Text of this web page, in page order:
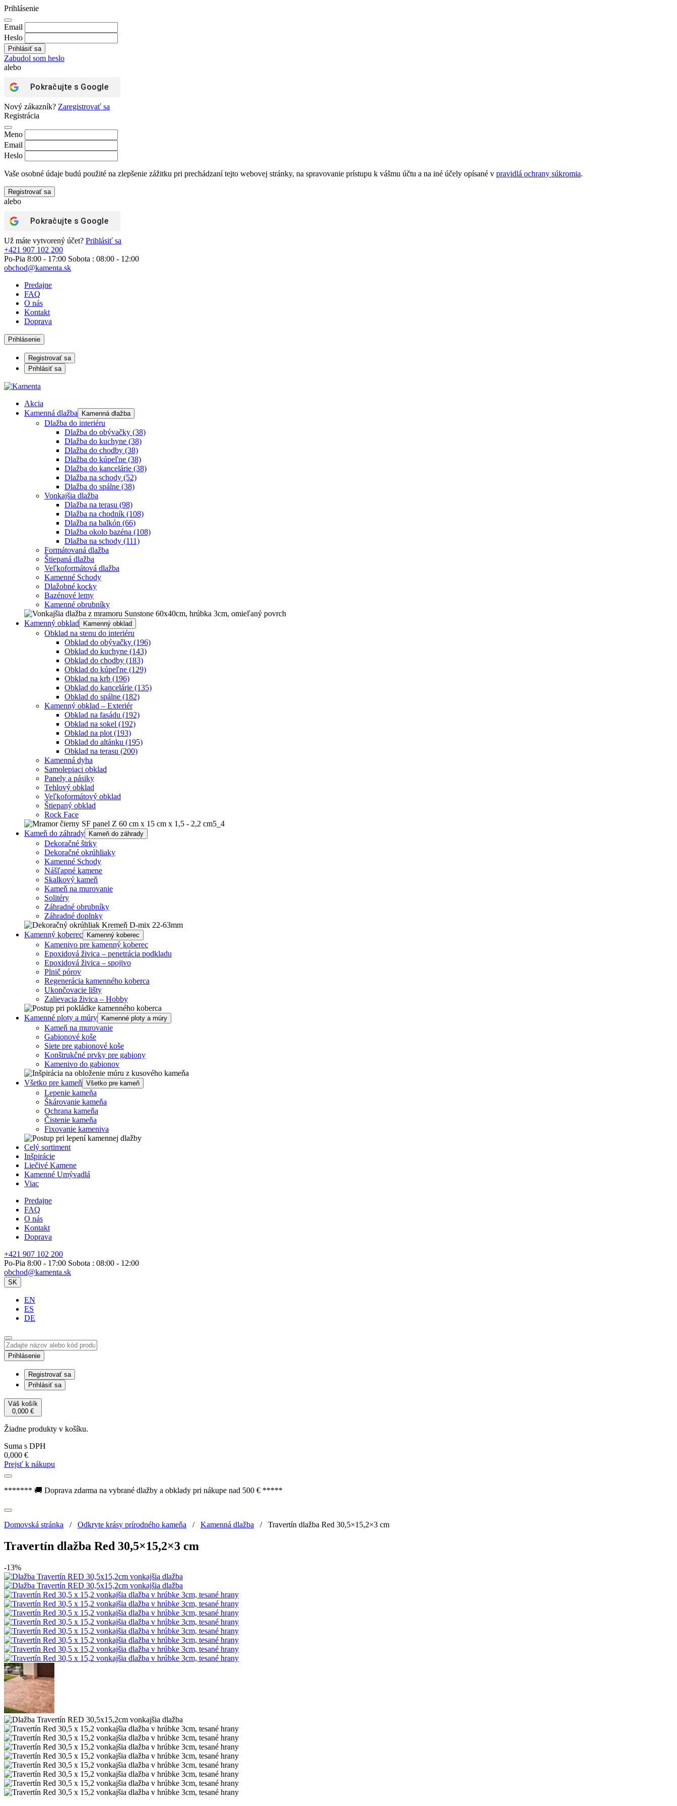
Prihlásenie
Email
Heslo
Zabudol som heslo
alebo
Pokračujte s Google
Nový zákazník? Zaregistrovať sa
Registrácia
Meno
Email
Heslo
Vaše osobné údaje budú použité na zlepšenie zážitku pri prechádzaní tejto webovej stránky, na spravovanie prístupu k vášmu účtu a na iné účely opísané v pravidlá ochrany súkromia.
Registrovať sa
alebo
Pokračujte s Google
Už máte vytvorený účet? Prihlásiť sa
+421 907 102 200
Po-Pia 8:00 - 17:00 Sobota : 08:00 - 12:00
obchod@kamenta.sk
Predajne
FAQ
O nás
Kontakt
Doprava
Prihlásenie
Registrovať sa
Prihlásiť sa
Akcia
Kamenná dlažba
Kamenná dlažba
Dlažba do interiéru
Dlažba do obývačky (38)
Dlažba do kuchyne (38)
Dlažba do chodby (38)
Dlažba do kúpeľne (38)
Dlažba do kancelárie (38)
Dlažba na schody (52)
Dlažba do spálne (38)
Vonkajšia dlažba
Dlažba na terasu (98)
Dlažba na chodník (108)
Dlažba na balkón (66)
Dlažba okolo bazéna (108)
Dlažba na schody (111)
Formátovaná dlažba
Štiepaná dlažba
Veľkoformátová dlažba
Kamenné Schody
Dlažobné kocky
Bazénové lemy
Kamenné obrubníky
Kamenný obklad Kamenný obklad
Obklad na stenu do interiéru
Obklad do obývačky (196)
Obklad do kuchyne (143)
Obklad do chodby (183)
Obklad do kúpeľne (129)
Obklad na krb (196)
Obklad do kancelárie (135)
Obklad do spálne (182)
Kamenný obklad – Exteriér
Obklad na fasádu (192)
Obklad na sokel (192)
Obklad na plot (193)
Obklad do altánku (195)
Obklad na terasu (200)
Kamenná dyha
Samolepiaci obklad
Panely a pásiky
Tehlový obklad
Veľkoformátový obklad
Štiepaný obklad
Rock Face
Kameň do záhrady Kameň do záhrady
Dekoračné štrky
Dekoračné okrúhliaky
Kamenné Schody
Nášľapné kamene
Skalkový kameň
Kameň na murovanie
Solitéry
Záhradné obrubníky
Záhradné doplnky
Kamenný koberec Kamenný koberec
Kamenivo pre kamenný koberec
Epoxidová živica – penetrácia podkladu
Epoxidová živica – spojivo
Plnič pórov
Regenerácia kamenného koberca
Ukončovacie lišty
Zalievacia živica – Hobby
Kamenné ploty a múry Kamenné ploty a múry
Kameň na murovanie
Gabionové koše
Siete pre gabionové koše
Konštrukčné prvky pre gabiony
Kamenivo do gabionov
Všetko pre kameň Všetko pre kameň
Lepenie kameňa
Škárovanie kameňa
Ochrana kameňa
Čistenie kameňa
Fixovanie kameniva
Celý sortiment
Inšpirácie
Liečivé Kamene
Kamenné Umývadlá
Viac
Predajne
FAQ
O nás
Kontakt
Doprava
+421 907 102 200
Po-Pia 8:00 - 17:00 Sobota : 08:00 - 12:00
obchod@kamenta.sk
SK
EN
ES
DE
Prihlásenie
Registrovať sa
Prihlásiť sa
Váš košík
0,000 €
Žiadne produkty v košíku.
Suma s DPH
0,000 €
Prejsť k nákupu
******* 🚚 Doprava zdarma na vybrané dlažby a obklady pri nákupe nad 500 € *****
Domovská stránka / Odkryte krásy prírodného kameňa / Kamenná dlažba / Travertín dlažba Red 30,5×15,2×3 cm
Travertín dlažba Red 30,5×15,2×3 cm
-13%